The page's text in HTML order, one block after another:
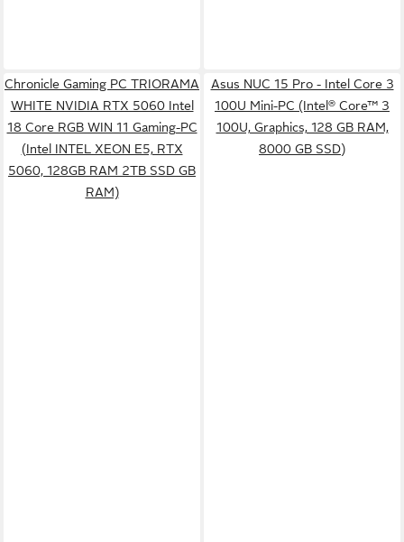
Chronicle Gaming PC TRIORAMA
WHITE NVIDIA RTX 5060 Intel
18 Core RGB WIN 11 Gaming-PC
(Intel INTEL XEON E5, RTX
5060, 128GB RAM 2TB SSD GB
RAM)
Asus NUC 15 Pro - Intel Core 3
100U Mini-PC (Intel® Core™ 3
100U, Graphics, 128 GB RAM,
8000 GB SSD)